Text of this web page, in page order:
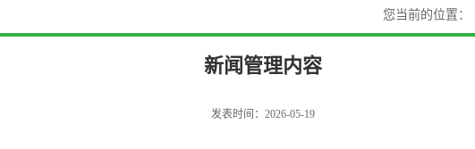
您当前的位置：
新闻管理内容
发表时间：2026-05-19